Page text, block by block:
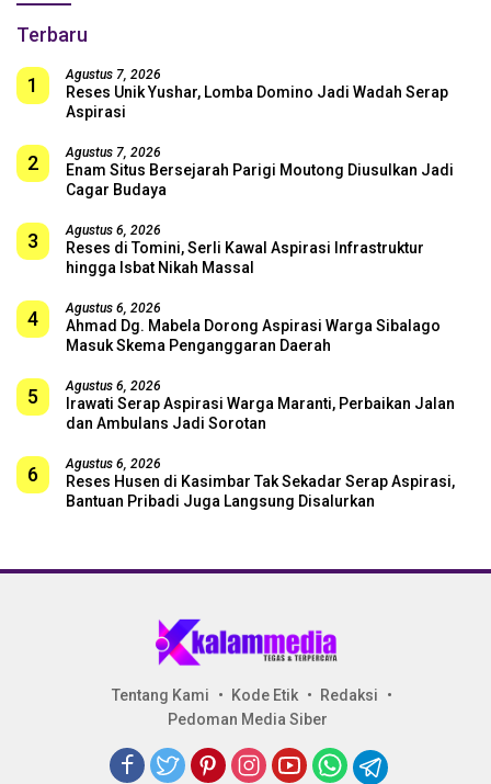
Terbaru
1 Agustus 7, 2026
Reses Unik Yushar, Lomba Domino Jadi Wadah Serap
Aspirasi
2 Agustus 7, 2026
Enam Situs Bersejarah Parigi Moutong Diusulkan Jadi
Cagar Budaya
3 Agustus 6, 2026
Reses di Tomini, Serli Kawal Aspirasi Infrastruktur
hingga Isbat Nikah Massal
4 Agustus 6, 2026
Ahmad Dg. Mabela Dorong Aspirasi Warga Sibalago
Masuk Skema Penganggaran Daerah
5 Agustus 6, 2026
Irawati Serap Aspirasi Warga Maranti, Perbaikan Jalan
dan Ambulans Jadi Sorotan
6 Agustus 6, 2026
Reses Husen di Kasimbar Tak Sekadar Serap Aspirasi,
Bantuan Pribadi Juga Langsung Disalurkan
Tentang Kami Kode Etik
Redaksi
Pedoman Media Siber